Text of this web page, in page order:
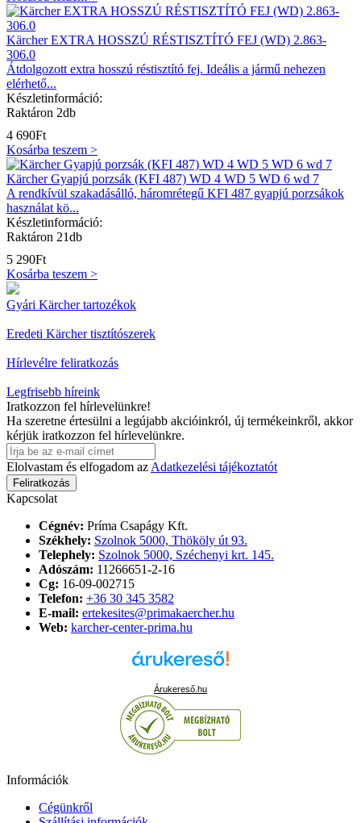
Kärcher EXTRA HOSSZÚ RÉSTISZTÍTÓ FEJ (WD) 2.863-
306.0
Átdolgozott extra hosszú réstisztító fej. Ideális a jármű nehezen
elérhető...
Készletinformáció:
Raktáron 2db
4 690Ft
Kosárba teszem >
Kärcher Gyapjú porzsák (KFI 487) WD 4 WD 5 WD 6 wd 7
A rendkívül szakadásálló, háromrétegű KFI 487 gyapjú porzsákok
használat kö...
Készletinformáció:
Raktáron 21db
5 290Ft
Kosárba teszem >
Gyári Kärcher tartozékok
Eredeti Kärcher tisztítószerek
Hírlevélre feliratkozás
Legfrisebb híreink
Iratkozzon fel hírlevelünkre!
Ha szeretne értesülni a legújabb akcióinkról, új termékeinkről, akkor
kérjük iratkozzon fel hírlevelünkre.
Elolvastam és elfogadom az Adatkezelési tájékoztatót
Feliratkozás
Kapcsolat
Cégnév: Príma Csapágy Kft.
Székhely: Szolnok 5000, Thököly út 93.
Telephely: Szolnok 5000, Széchenyi krt. 145.
Adószám: 11266651-2-16
Cg: 16-09-002715
Telefon: +36 30 345 3582
E-mail: ertekesites@primakaercher.hu
Web: karcher-center-prima.hu
Árukereső.hu
Információk
Cégünkről